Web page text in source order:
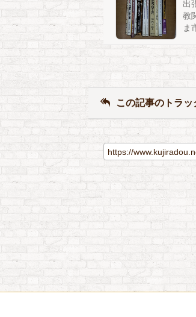
出
教
ま
この記事のトラ